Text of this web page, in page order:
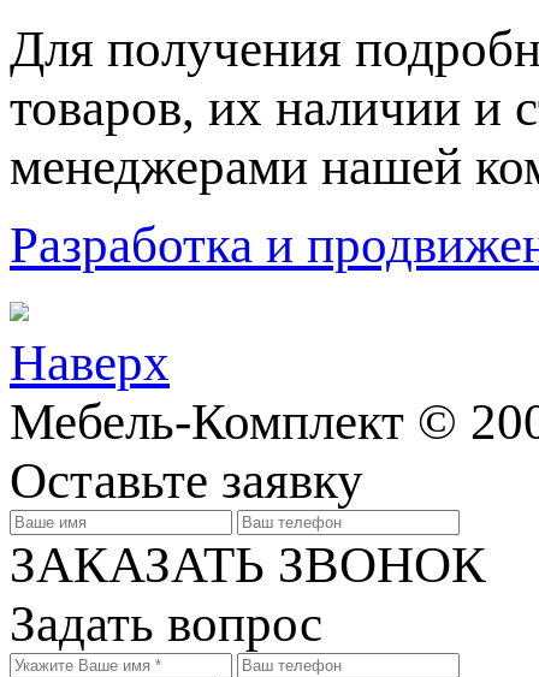
Для пoлучения
товaров, их нaличии и
менеджерами нашей
Разработка и
Наверх
Мебель-Комплект ©
Оставьте заявку
ЗАКАЗАТЬ ЗВОНОК
Задать вопрос